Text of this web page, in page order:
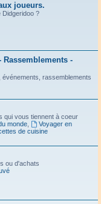
joueurs.
Didgeridoo ?
Rassemblements -
rassemblements
qui vous tiennent à coeur
monde,
Voyager en
de cuisine
ou d'achats